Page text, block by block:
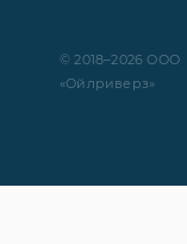
© 2018–2026 ООО
«Ойлриверз»